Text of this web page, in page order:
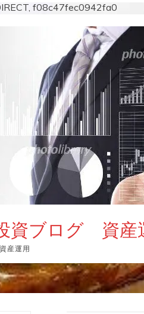
f08c47fec0942fa0
資ブログ 資産
産運用